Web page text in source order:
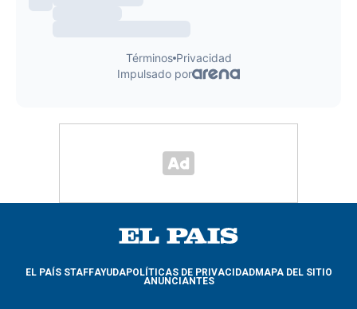
EL PAÍS STAFFAYUDAPOLÍTICAS DE PRIVACIDADMAPA DEL SITIO
ANUNCIANTES